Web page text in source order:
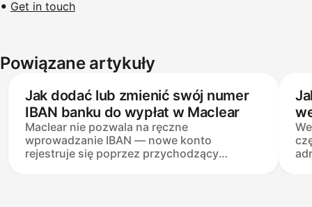
Get in touch
Powiązane artykuły
Jak dodać lub zmienić swój numer
IBAN banku do wypłat w Maclear
Maclear nie pozwala na ręczne
wprowadzanie IBAN — nowe konto
rejestruje się poprzez przychodzący